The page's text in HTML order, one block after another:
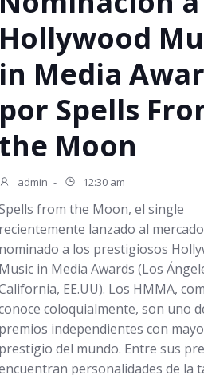
Hollywood
in Media
por Spells
the Moon
admin - 12:30 am
from the Moon, el single
recientemente lanzado al
nominado a los prestigiosos
Music in Media Awards (Los
EE.UU). Los HMMA,
coloquialmente, son uno
premios independientes con
prestigio del mundo. Entre sus
personalidades de la